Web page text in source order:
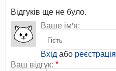
Відгуків ще не було.
Ваше ім'я:
Вхідабо реєстрація
Ваш відгук: *